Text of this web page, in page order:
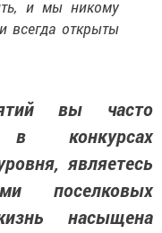
и мы никому
всегда открыты
вы часто
в конкурсах
являетесь
поселковых
насыщена